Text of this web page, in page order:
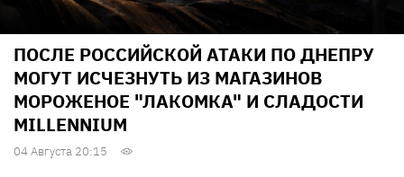
ПОСЛЕ РОССИЙСКОЙ АТАКИ ПО ДНЕПРУ
МОГУТ ИСЧЕЗНУТЬ ИЗ МАГАЗИНОВ
МОРОЖЕНОЕ "ЛАКОМКА" И СЛАДОСТИ
MILLENNIUM
04 Августа 20:15